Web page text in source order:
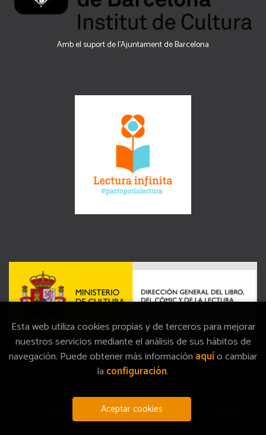
Amb el suport de l’Ajuntament de Barcelona
Este proyecto ha recibido una ayuda del Ministerio de Cultura, a través
de la Dirección General del Libro, del Cómic y de la Lectura.
. Todos los Derechos Reservados |
Esta web utiliza cookies propias y de terceros para mejorar
nuestros servicios mediante el análisis de sus hábitos de
navegación. Puede obtener más información aquío cambiar
la configuración.
Aceptar cookies